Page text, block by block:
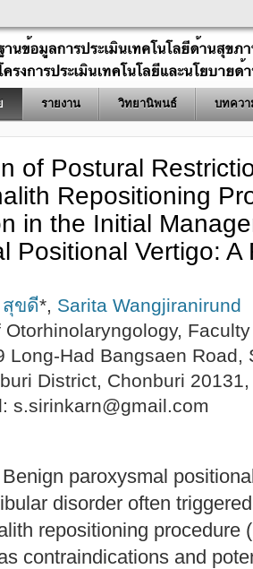
รายงาน วิทยานิพนธ์ บทควา
of Postural
Repositioning
in the Initial
Positional Vertigo:
ขดี*, Sarita Wangjiranirund
Otorhinolaryngology,
Long-Had Bangsaen Road,
District, Chonburi
s.sirinkarn@gmail.com
Benign paroxysmal
disorder often
repositioning procedure
contraindications and